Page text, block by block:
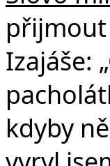
přijmout
Izajáše:
kdyby